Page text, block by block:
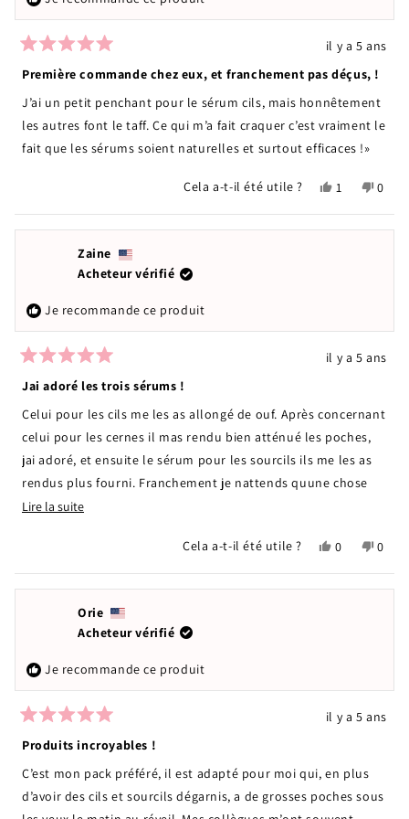
5
sur
5
étoiles
il y a 5 ans
Première commande chez eux, et franchement pas déçus, !
J’ai un petit penchant pour le sérum cils, mais honnêtement
les autres font le taff. Ce qui m’a fait craquer c’est vraiment le
fait que les sérums soient naturelles et surtout efficaces !»
Cela a-t-il été utile ?
Oui,
avis
de
1
a
voté
Non,
avis
de
0
ont
voté
Zaine
Acheteur vérifié
Je recommande ce produit
5
sur
5
étoiles
il y a 5 ans
Jai adoré les trois sérums !
Celui pour les cils me les as allongé de ouf. Après concernant
celui pour les cernes il mas rendu bien atténué les poches,
jai adoré, et ensuite le sérum pour les sourcils ils me les as
rendus plus fourni. Franchement je nattends quune chose
c’est de les finir pour les recommander
Lire la suiteEn
sur
avis
Cela a-t-il été utile ?
Oui,
avis
de
0
ont
voté
Non,
avis
de
0
ont
voté
Orie
Acheteur vérifié
Je recommande ce produit
5
sur
5
étoiles
il y a 5 ans
Produits incroyables !
C’est mon pack préféré, il est adapté pour moi qui, en plus
d’avoir des cils et sourcils dégarnis, a de grosses poches sous